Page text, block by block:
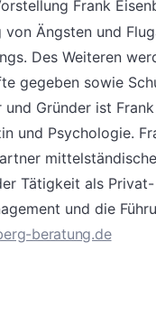
Frank
von Ängsten und
Des Weiteren
gegeben sowie
und Gründer ist
und Psychologie.
Tätigkeit als
und die
beratung.de